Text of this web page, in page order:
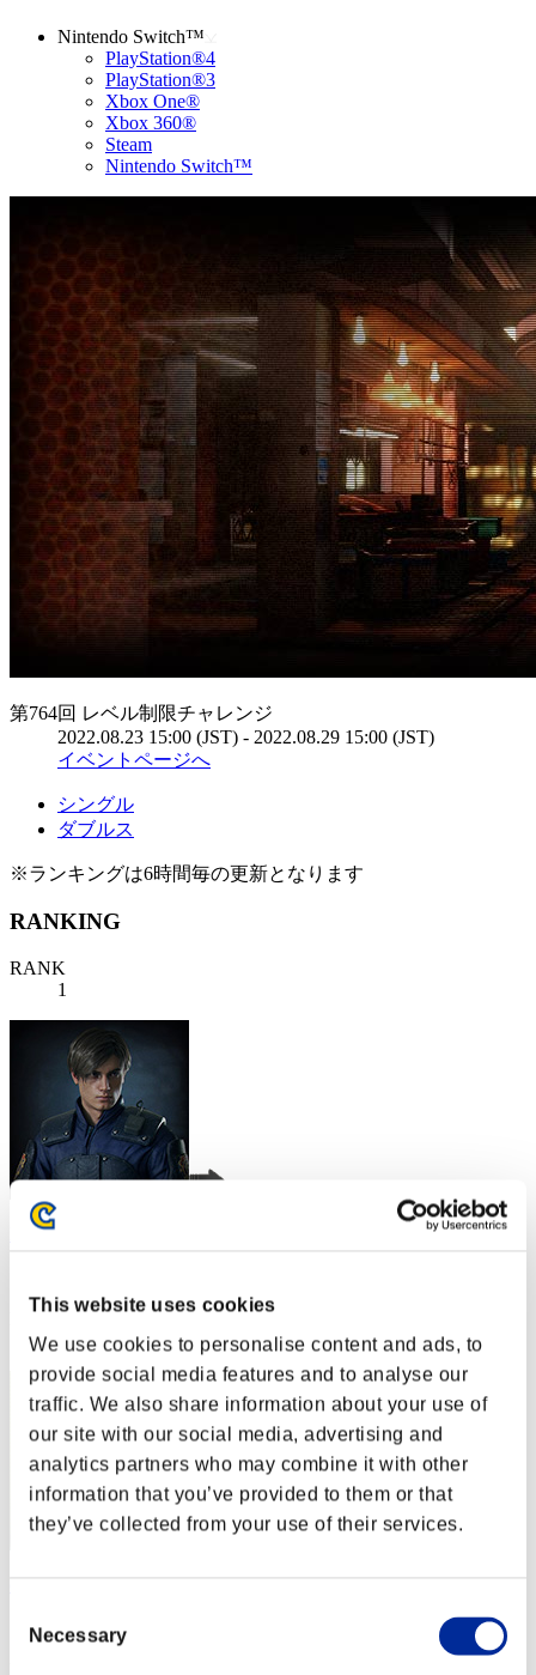
This website uses cookies
We use cookies to personalise content and ads, to
provide social media features and to analyse our
traffic. We also share information about your use of
our site with our social media, advertising and
analytics partners who may combine it with other
information that you’ve provided to them or that
they’ve collected from your use of their services.
Selection
Necessary
Nintendo Switch™
PlayStation®4
PlayStation®3
Xbox One®
Xbox 360®
Steam
Nintendo Switch™
第764回 レベル制限チャレンジ
2022.08.23 15:00 (JST) - 2022.08.29 15:00 (JST)
イベントページへ
シングル
ダブルス
※ランキングは6時間毎の更新となります
RANKING
RANK
1
leon375
RANK
2
cheko
スコア:Lv:1/09'06"75